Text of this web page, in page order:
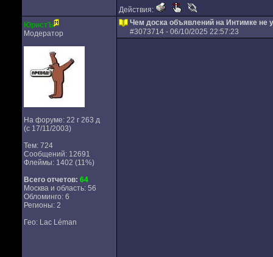
Действия:
ЮристЪ
Модератор
На форуме: 22 г 263 д
(с 17/11/2003)
Тем: 724
Сообщений: 12691
Флеймы: 1402 (11%)
Всего отчетов: 64
Москва и область: 56
Обломинго: 6
Регионы: 2
Гео: Lac Léman
Чем доска объявлений на Интимке не
#3073714- 06/10/2025 22:57:23